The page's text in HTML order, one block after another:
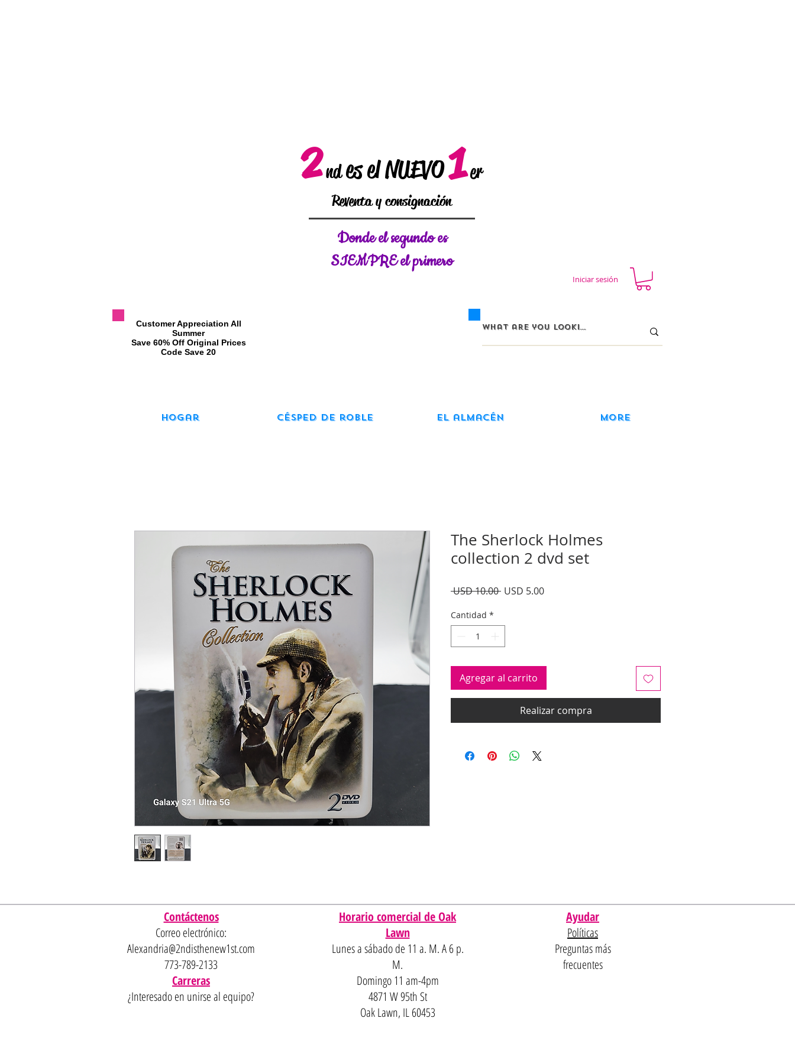
2 nd es el NUEVO1 er
Reventa y consignación
​Customer Appreciation All
Summer
​Save 60% Off Original Prices
​Code Save 20
Donde elsegundo es
SIEMPRE el primero
Iniciar sesión
Hogar Césped de roble El almacén More
The Sherlock Holmes
collection 2 dvd set
USD 10.00 Precio
USD 5.00Precio
Cantidad *
Agregar al carrito
Realizar compra
Contáctenos
Correo electrónico:
Alexandria@2ndisthenew1st.com
773-789-2133
Carreras
¿Interesado en unirse al equipo?
Horario comercial de Oak
Lawn
Lunes a sábado de 11 a. M. A 6 p.
M.
Domingo 11 am-4pm
4871 W 95th St
Oak Lawn, IL 60453
Ayudar
Políticas
Preguntas más
frecuentes